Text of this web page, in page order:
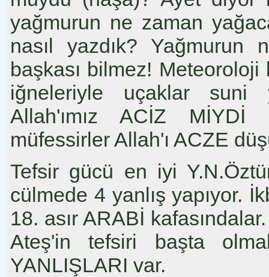
yağmurun ne zaman
nasıl yazdık? Yağmurun
başkası bilmez!
iğneleriyle uçaklar suni
Allah'ımız ACİZ MİYDİ
müfessirler Allah'ı ACZE
Tefsir gücü en iyi
cülmede 4 yanlış yapıyor.
18. asır ARABİ
Ateş'in tefsiri başta
YANLIŞLARI var.